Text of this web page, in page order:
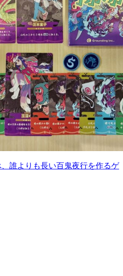
誰よりも長い百鬼夜行を作るゲ